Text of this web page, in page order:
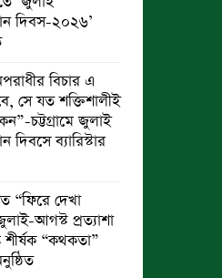
দিবস-২০২৬’
বিচার এ
সে যত শক্তিশালীই
চট্টগ্রামে জুলাই
দিবসে ব্যারিস্টার
“ফিরে দেখা
আগস্ট প্রত্যাশা
শীর্ষক “কথকতা”